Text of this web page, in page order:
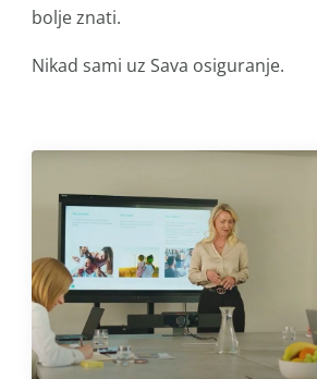
bolje znati.
Nikad sami uz Sava osiguranje.